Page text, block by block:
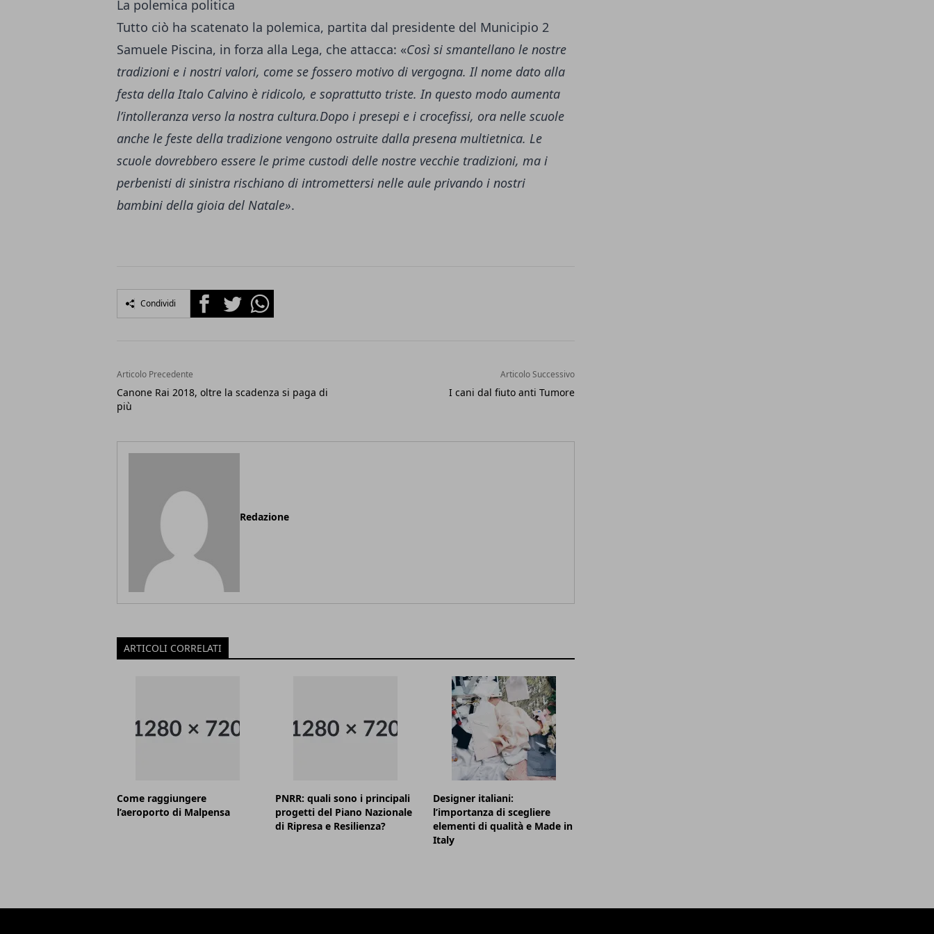
La polemica politica
Tutto ciò ha scatenato la polemica, partita dal presidente del Municipio 2
Samuele Piscina, in forza alla Lega, che attacca: «Così si smantellano le nostre
tradizioni e i nostri valori, come se fossero motivo di vergogna. Il nome dato alla
festa della Italo Calvino è ridicolo, e soprattutto triste. In questo modo aumenta
l’intolleranza verso la nostra cultura.Dopo i presepi e i crocefissi, ora nelle scuole
anche le feste della tradizione vengono ostruite dalla presena multietnica. Le
scuole dovrebbero essere le prime custodi delle nostre vecchie tradizioni, ma i
perbenisti di sinistra rischiano di intromettersi nelle aule privando i nostri
bambini della gioia del Natale».
Condividi FacebookTwitterWhatsapp
Articolo Precedente
Canone Rai 2018, oltre la scadenza si paga di
più
Articolo Successivo
I cani dal fiuto anti Tumore
Redazione
ARTICOLI CORRELATI
Come raggiungere
l’aeroporto di Malpensa
PNRR: quali sono i principali
progetti del Piano Nazionale
di Ripresa e Resilienza?
Designer italiani:
l’importanza di scegliere
elementi di qualità e Made in
Italy